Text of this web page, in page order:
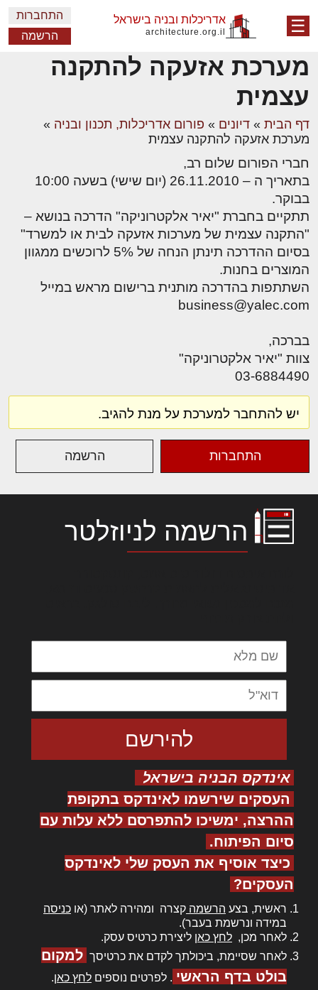
☰ אדריכלות ובניה בישראל
architecture.org.il
התחברות
הרשמה
מערכת אזעקה להתקנה
עצמית
דף הבית » דיונים » פורום אדריכלות, תכנון ובניה »
מערכת אזעקה להתקנה עצמית
חברי הפורום שלום רב,
בתאריך ה – 26.11.2010 (יום שישי) בשעה 10:00
בבוקר.
תתקיים בחברת "יאיר אלקטרוניקה" הדרכה בנושא –
"התקנה עצמית של מערכות אזעקה לבית או למשרד"
בסיום ההדרכה תינתן הנחה של 5% לרוכשים ממגוון
המוצרים בחנות.
השתתפות בהדרכה מותנית ברישום מראש במייל
business@yalec.com
בברכה,
צוות "יאיר אלקטרוניקה"
03-6884490
יש להתחבר למערכת על מנת להגיב.
התחברות הרשמה
הרשמה לניוזלטר
אינדקס הבניה בישראל
העסקים שירשמו לאינדקס בתקופת
ההרצה, ימשיכו להתפרסם ללא עלות עם
סיום הפיתוח.
כיצד אוסיף את העסק שלי לאינדקס
העסקים?
ראשית, בצע הרשמה קצרה ומהירה לאתר (או כניסה
במידה ונרשמת בעבר).
לאחר מכן, לחץ כאן ליצירת כרטיס עסק.
לאחר שסיימת, ביכולתך לקדם את כרטיסך למקום
בולט בדף הראשי . לפרטים נוספים לחץ כאן.